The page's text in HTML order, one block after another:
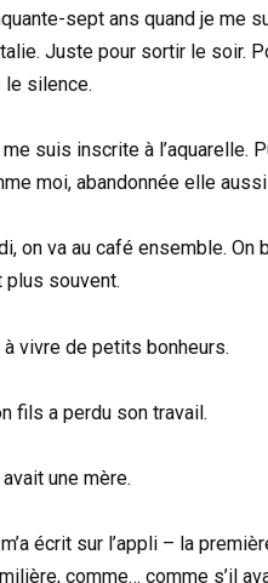
sept ans quand je me
Juste pour sortir le soir.
le silence.
me suis inscrite à l’aquarelle.
moi, abandonnée elle
on va au café ensemble.
plus souvent.
à vivre de petits bonheurs.
fils a perdu son travail.
une mère.
m’a écrit sur l’appli – la
comme… comme s’il